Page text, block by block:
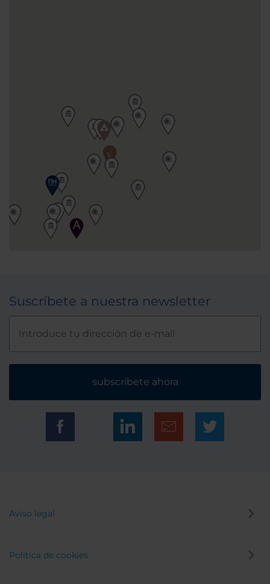
Suscríbete a nuestra newsletter
subscríbete ahora
Aviso legal
Política de cookies